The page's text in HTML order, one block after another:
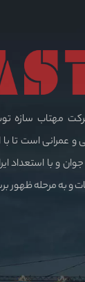
مهتاب سازه
و عمرانی است تا
و با استعداد
و به مرحله ظهور